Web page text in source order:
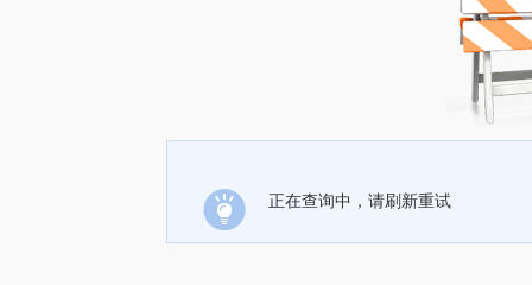
正在查询中，请刷新重试